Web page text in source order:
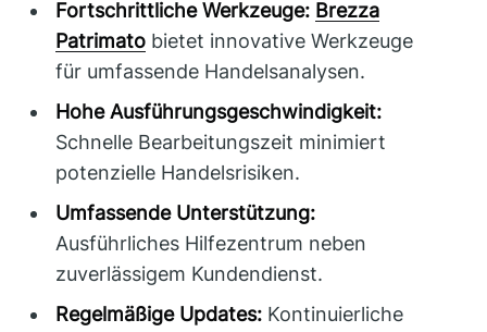
Fortschrittliche Werkzeuge: Brezza
Patrimato bietet innovative Werkzeuge
für umfassende Handelsanalysen.
Hohe Ausführungsgeschwindigkeit:
Schnelle Bearbeitungszeit minimiert
potenzielle Handelsrisiken.
Umfassende Unterstützung:
Ausführliches Hilfezentrum neben
zuverlässigem Kundendienst.
Regelmäßige Updates: Kontinuierliche